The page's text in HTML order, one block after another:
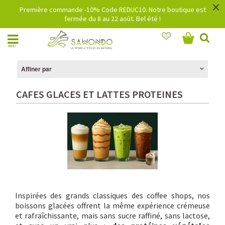
Première commande -10% Code REDUC10. Notre boutique est
fermée du 8 au 22 août. Bel été !
×
MENU
Affiner par
CAFES GLACES ET LATTES PROTEINES
Inspirées des grands classiques des coffee shops, nos
boissons glacées offrent la même expérience crémeuse
et rafraîchissante, mais sans sucre raffiné, sans lactose,